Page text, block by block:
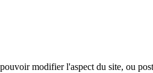
modifier l'aspect du site, ou